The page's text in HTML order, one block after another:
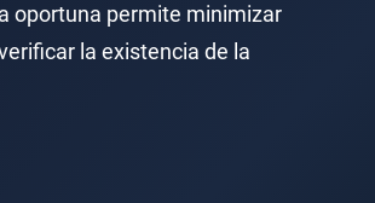
oportuna permite minimizar
la existencia de la